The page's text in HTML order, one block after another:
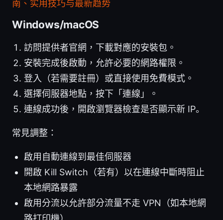
南、实用技巧与最新趋势
Windows/macOS
訪問提供者官網，下載對應的安裝包。
安裝完成後啟動，允許必要的網路權限。
登入（若需要註冊）或直接使用免費模式。
選擇伺服器地點，按下「連線」。
連線成功後，開啟瀏覽器檢查是否顯示新 IP。
常見調整：
啟用自動連線到最佳伺服器
開啟 Kill Switch（若有）以在連線中斷時阻止
本地網路暴露
啟用分流以允許部分流量不走 VPN（如本地網